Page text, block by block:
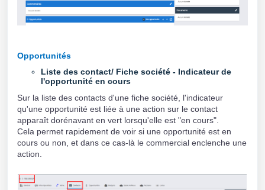
Opportunités
Liste des contact/ Fiche société - Indicateur de
l'opportunité en cours
Sur la liste des contacts d'une fiche société, l'indicateur
qu'une opportunité est liée à une action sur le contact
apparaît dorénavant en vert lorsqu'elle est "en cours".
Cela permet rapidement de voir si une opportunité est en
cours ou non, et dans ce cas-là le commercial enclenche une
action.